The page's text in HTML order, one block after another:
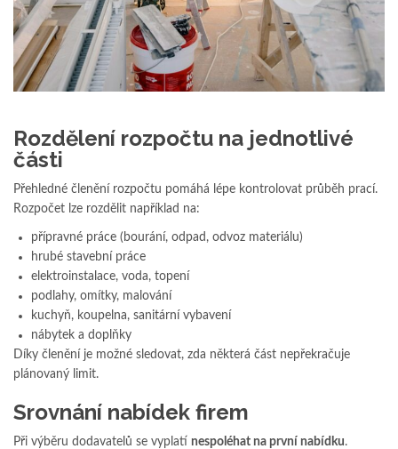
Rozdělení rozpočtu na jednotlivé
části
Přehledné členění rozpočtu pomáhá lépe kontrolovat průběh prací.
Rozpočet lze rozdělit například na:
přípravné práce (bourání, odpad, odvoz materiálu)
hrubé stavební práce
elektroinstalace, voda, topení
podlahy, omítky, malování
kuchyň, koupelna, sanitární vybavení
nábytek a doplňky
Díky členění je možné sledovat, zda některá část nepřekračuje
plánovaný limit.
Srovnání nabídek firem
Při výběru dodavatelů se vyplatí nespoléhat na první nabídku.